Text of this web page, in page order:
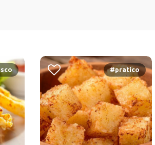
#pratico